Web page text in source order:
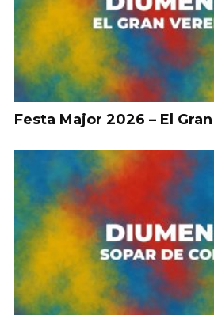
Festa Major 2026 – El